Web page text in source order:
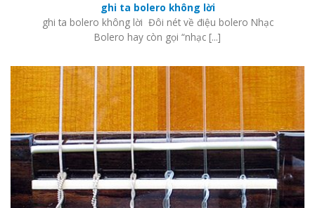
ghi ta bolero không lời
ghi ta bolero không lời Đôi nét về điệu bolero Nhạc
Bolero hay còn gọi “nhạc [...]